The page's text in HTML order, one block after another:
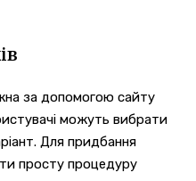
за допомогою сайту
можуть вибрати
Для придбання
просту процедуру